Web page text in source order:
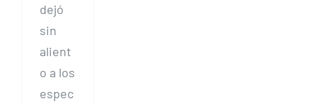
dejó
sin
alient
o a los
espec